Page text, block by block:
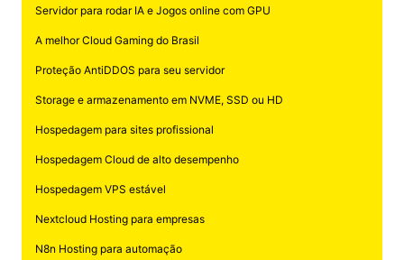
Servidor para rodar IA e Jogos online com GPU
A melhor Cloud Gaming do Brasil
Proteção AntiDDOS para seu servidor
Storage e armazenamento em NVME, SSD ou HD
Hospedagem para sites profissional
Hospedagem Cloud de alto desempenho
Hospedagem VPS estável
Nextcloud Hosting para empresas
N8n Hosting para automação